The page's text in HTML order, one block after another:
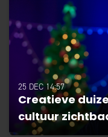
25 DEC 14:57
Creatieve
cultuur